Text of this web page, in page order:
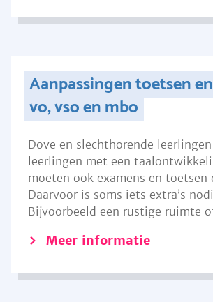
Aanpassingen toetsen
vo, vso en mbo
Dove en slechthorende
leerlingen met een
moeten ook examens en toetsen
Daarvoor is soms iets extra’s
Bijvoorbeeld een rustige ruimte
Meer informatie